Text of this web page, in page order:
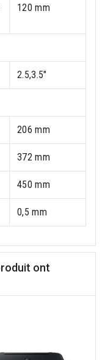
120 mm
2.5,3.5"
206 mm
372 mm
450 mm
0,5 mm
ont